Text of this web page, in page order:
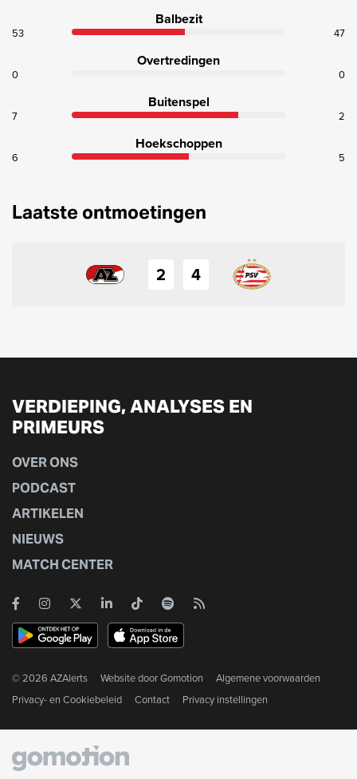
Balbezit
53 47
Overtredingen
0 0
Buitenspel
7 2
Hoekschoppen
6 5
Laatste ontmoetingen
2 4
VERDIEPING, ANALYSES EN
PRIMEURS
OVER ONS
PODCAST
ARTIKELEN
NIEUWS
MATCH CENTER
© 2026 AZAlerts Website doorGomotion
Algemene voorwaarden
Privacy- en Cookiebeleid
Contact Privacy instellingen